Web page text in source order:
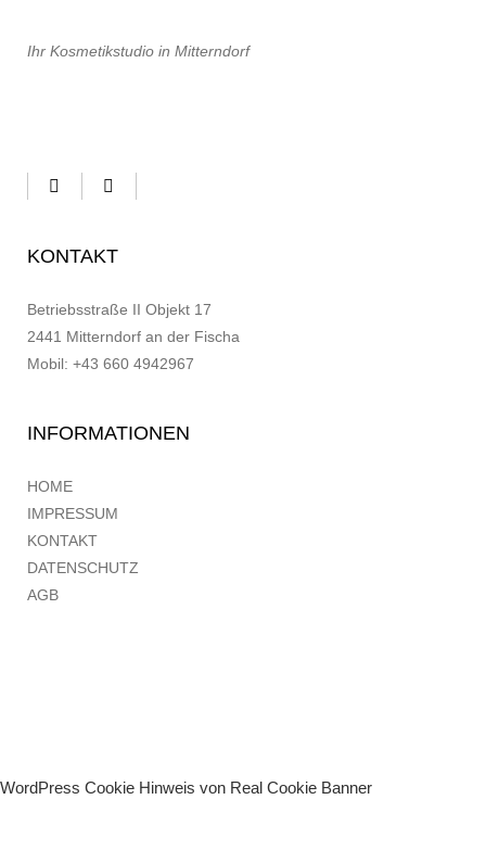
Ihr Kosmetikstudio in Mitterndorf
KONTAKT
Betriebsstraße II Objekt 17
2441 Mitterndorf an der Fischa
Mobil: +43 660 4942967
INFORMATIONEN
HOME
IMPRESSUM
KONTAKT
DATENSCHUTZ
AGB
WordPress Cookie Hinweis von Real Cookie Banner